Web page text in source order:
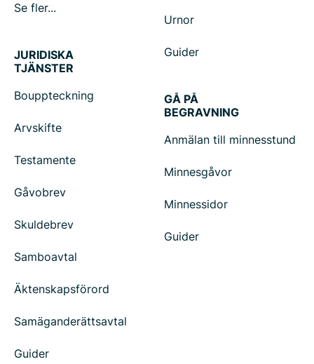
Se fler...
Urnor
Guider
JURIDISKA
TJÄNSTER
Bouppteckning
Arvskifte
Testamente
Gåvobrev
Skuldebrev
Samboavtal
Äktenskapsförord
Samäganderättsavtal
Guider
GÅ PÅ
BEGRAVNING
Anmälan till minnesstund
Minnesgåvor
Minnessidor
Guider